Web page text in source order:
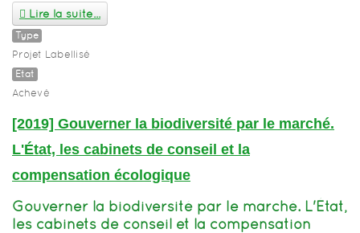
Lire la suite...
Type
Projet Labellisé
Etat
Achevé
[2019] Gouverner la biodiversité par le marché.
L'État, les cabinets de conseil et la
compensation écologique
Gouverner la biodiversité par le marché. L'État,
les cabinets de conseil et la compensation